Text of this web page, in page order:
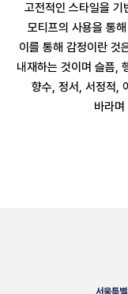
고전적인 스타일을 기
모티프의 사용을 통
이를 통해 감정이란 것
내재하는 것이며 슬픔,
향수, 정서, 서정적,
바라
서울특